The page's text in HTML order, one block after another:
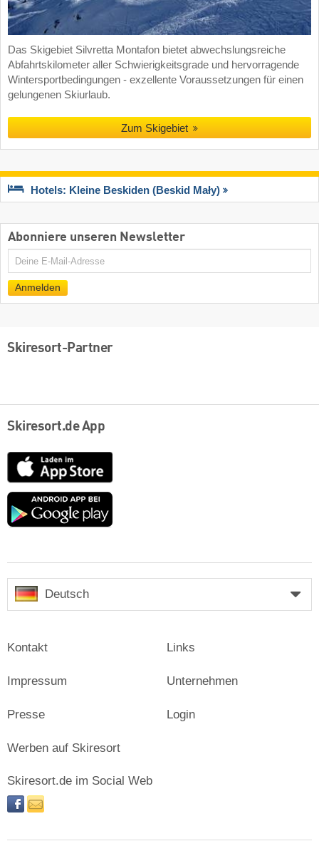
Das Skigebiet Silvretta Montafon bietet abwechslungsreiche
Abfahrtskilometer aller Schwierigkeitsgrade und hervorragende
Wintersportbedingungen - exzellente Voraussetzungen für einen
gelungenen Skiurlaub.
Zum Skigebiet
Hotels: Kleine Beskiden (Beskid Mały)
Abonniere unseren Newsletter
E-
Anmelden
Skiresort-Partner
Skiresort.de App
App
Store
Google
Deutsch
Kontakt
Impressum
Presse
Links
Unternehmen
Login
Werben auf Skiresort
Skiresort.de im Social Web
facebooknewsletter